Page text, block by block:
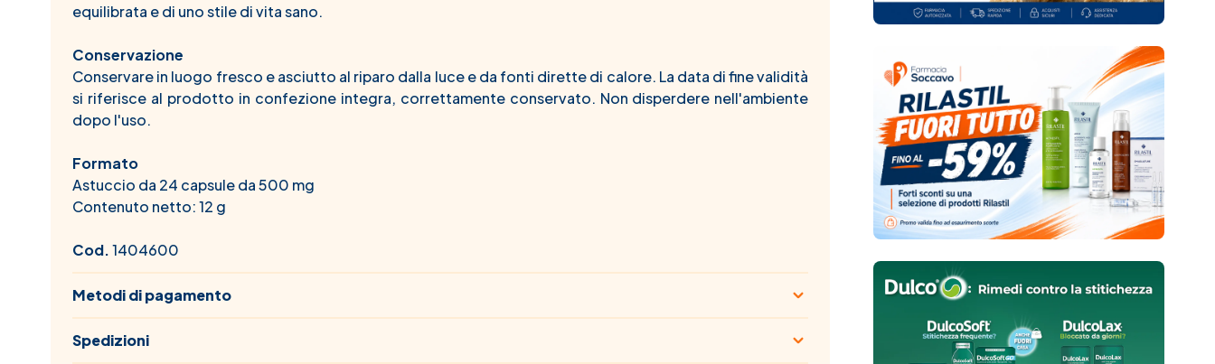
equilibrata e di uno stile di vita sano.
Conservazione
Conservare in luogo fresco e asciutto al riparo dalla luce e da fonti dirette di calore. La data di fine validità
si riferisce al prodotto in confezione integra, correttamente conservato. Non disperdere nell'ambiente
dopo l'uso.
Formato
Astuccio da 24 capsule da 500 mg
Contenuto netto: 12 g
Cod.1404600
Metodi di pagamento
Spedizioni